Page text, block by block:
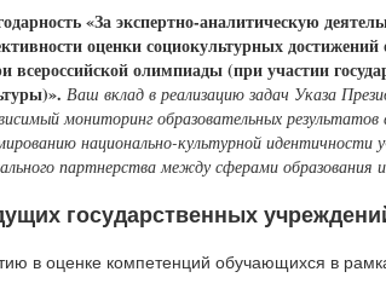
«За экспертно-аналитическую
оценки социокультурных
всероссийской олимпиады (при участии
Ваш вклад в реализацию задач Указа
мониторинг образовательных результатов
национально-культурной идентичности
партнерства между сферами образования
государственных
в оценке компетенций обучающихся в